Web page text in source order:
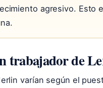
agresivo. Esto
trabajador de
varían según el